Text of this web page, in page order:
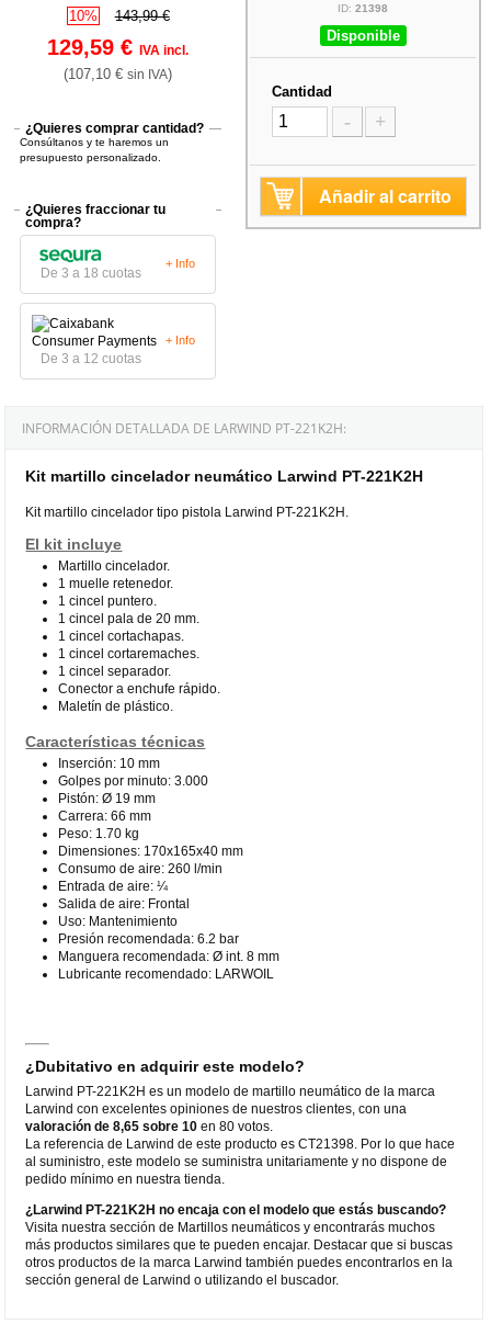
10% 143,99 €
129,59 €IVA incl.
(107,10 €sin IVA)
¿Quieres comprar cantidad?
Consúltanos y te haremos un
presupuesto personalizado.
¿Quieres fraccionar tu
compra?
De 3 a 18 cuotas
+ Info
De 3 a 12 cuotas
+ Info
ID:21398
Disponible
Cantidad
- +
Añadir al carrito
INFORMACIÓN DETALLADA DE LARWIND PT-221K2H:
Kit martillo cincelador neumático Larwind PT-221K2H
Kit martillo cincelador tipo pistola Larwind PT-221K2H.
El kit incluye
Martillo cincelador.
1 muelle retenedor.
1 cincel puntero.
1 cincel pala de 20 mm.
1 cincel cortachapas.
1 cincel cortaremaches.
1 cincel separador.
Conector a enchufe rápido.
Maletín de plástico.
Características técnicas
Inserción: 10 mm
Golpes por minuto: 3.000
Pistón: Ø 19 mm
Carrera: 66 mm
Peso: 1.70 kg
Dimensiones: 170x165x40 mm
Consumo de aire: 260 l/min
Entrada de aire: ¼
Salida de aire: Frontal
Uso: Mantenimiento
Presión recomendada: 6.2 bar
Manguera recomendada: Ø int. 8 mm
Lubricante recomendado: LARWOIL
¿Dubitativo en adquirir este modelo?
Larwind PT-221K2H es un modelo de martillo neumático de la marca
Larwind con excelentes opiniones de nuestros clientes, con una
valoración de 8,65 sobre 10 en 80 votos.
La referencia de Larwind de este producto es CT21398. Por lo que hace
al suministro, este modelo se suministra unitariamente y no dispone de
pedido mínimo en nuestra tienda.
¿Larwind PT-221K2H no encaja con el modelo que estás buscando?
Visita nuestra sección de Martillos neumáticos y encontrarás muchos
más productos similares que te pueden encajar. Destacar que si buscas
otros productos de la marca Larwind también puedes encontrarlos en la
sección general de Larwind o utilizando el buscador.